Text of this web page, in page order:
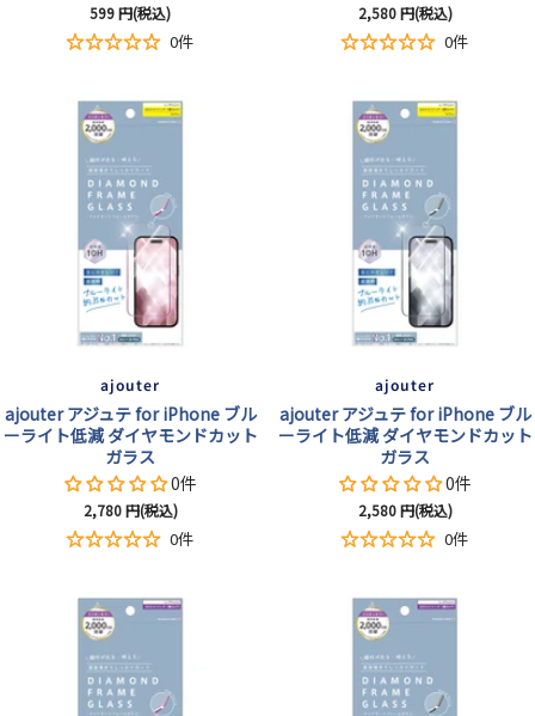
セ
ー
格
599円(税込)
0件
セ
ー
格
2,580円(税込)
0件
ajouter
ajouter アジュテ for iPhone ブル
ーライト低減 ダイヤモンドカット
ガラス
0件
セ
ー
格
2,780円(税込)
0件
ajouter
ajouter アジュテ for iPhone ブル
ーライト低減 ダイヤモンドカット
ガラス
0件
セ
ー
格
2,580円(税込)
0件